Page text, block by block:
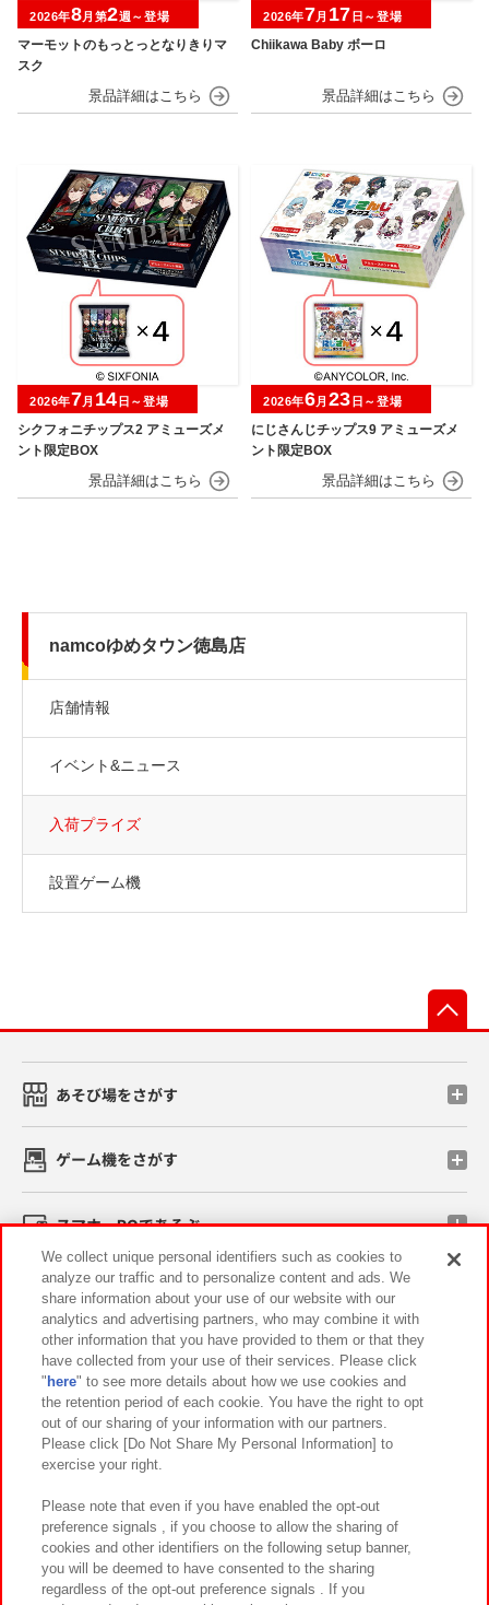
マーモットのもっとっとなりきりマ
スク
2026年8月第2週～登場
Chiikawa Baby ボーロ
2026年7月 17 日～登場
シクフォニチップス2 アミューズメ
ント限定BOX
2026年7月 14 日～登場
にじさんじチップス9 アミューズメ
ント限定BOX
2026年6月 23 日～登場
namcoゆめタウン徳島店
店舗情報
イベント&ニュース
入荷プライズ
設置ゲーム機
あそび場をさがす
ゲーム機をさがす
スマホ・PCであそぶ
イベント・キャンペーン
関連会社 サステナビリティ サイトポリシー
プライバシーポリシー ウェブアクセシビリティ方針と検証結果
お取引先さまとともに
カスタマーハラスメント対応方針 よくあるご質問・お問い合わせ
We collect unique personal identifiers such as cookies to
analyze our traffic and to personalize content and ads. We
share information about your use of our website with our
analytics and advertising partners, who may combine it with
other information that you have provided to them or that they
have collected from your use of their services. Please click
" here" to see more details about how we use cookies and
the retention period of each cookie. You have the right to opt
out of our sharing of your information with our partners.
Please click [Do Not Share My Personal Information] to
exercise your right.
Please note that even if you have enabled the opt-out
preference signals , if you choose to allow the sharing of
cookies and other identifiers on the following setup banner,
you will be deemed to have consented to the sharing
regardless of the opt-out preference signals . If you